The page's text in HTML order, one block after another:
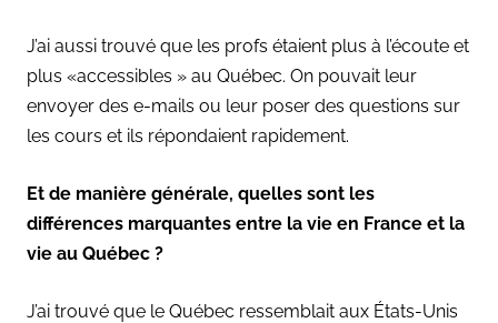
J’ai aussi trouvé que les profs étaient plus à l’écoute et
plus «accessibles » au Québec. On pouvait leur
envoyer des e-mails ou leur poser des questions sur
les cours et ils répondaient rapidement.
Et de manière générale, quelles sont les
différences marquantes entre la vie en France et la
vie au Québec ?
J’ai trouvé que le Québec ressemblait aux États-Unis